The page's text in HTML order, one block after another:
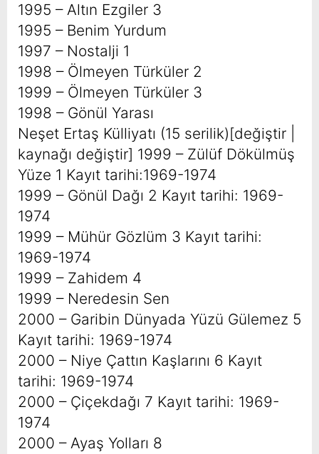
1995 – Altın Ezgiler 3
1995 – Benim Yurdum
1997 – Nostalji 1
1998 – Ölmeyen Türküler 2
1999 – Ölmeyen Türküler 3
1998 – Gönül Yarası
Neşet Ertaş Külliyatı (15 serilik)[değiştir |
kaynağı değiştir] 1999 – Zülüf Dökülmüş
Yüze 1 Kayıt tarihi:1969-1974
1999 – Gönül Dağı 2 Kayıt tarihi: 1969-
1974
1999 – Mühür Gözlüm 3 Kayıt tarihi:
1969-1974
1999 – Zahidem 4
1999 – Neredesin Sen
2000 – Garibin Dünyada Yüzü Gülemez 5
Kayıt tarihi: 1969-1974
2000 – Niye Çattın Kaşlarını 6 Kayıt
tarihi: 1969-1974
2000 – Çiçekdağı 7 Kayıt tarihi: 1969-
1974
2000 – Ayaş Yolları 8